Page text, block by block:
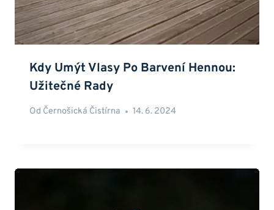
Kdy Umýt Vlasy Po Barvení Hennou:
Užitečné Rady
Od Černošická Čistírna 14. 6. 2024